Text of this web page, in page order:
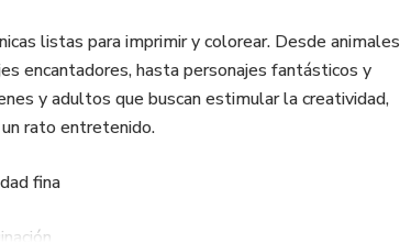
listas para imprimir y colorear. Desde animales
encantadores, hasta personajes fantásticos y
y adultos que buscan estimular la creatividad,
rato entretenido.
fina